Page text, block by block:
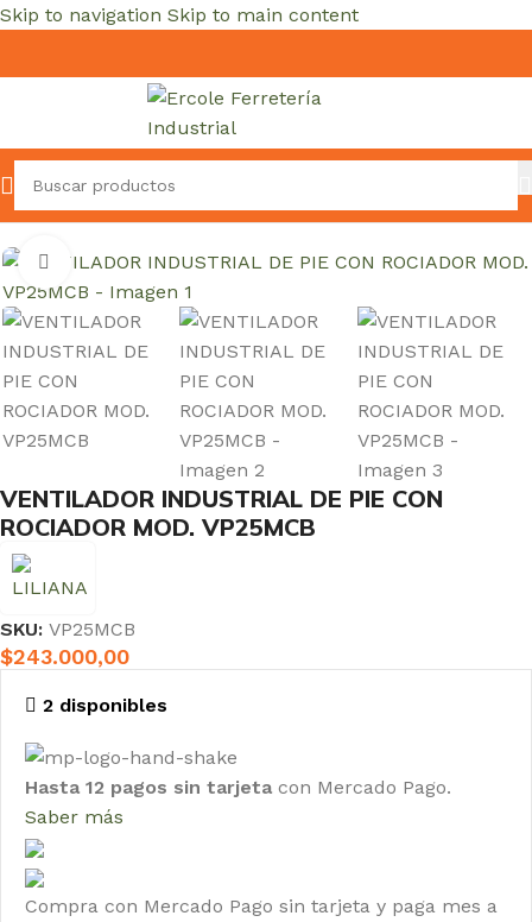
Skip to navigation Skip to main content
Inicio/CALEFACCIÓN Y VENTILACIÓN
Clic para ampliar
VENTILADOR INDUSTRIAL DE PIE CON
ROCIADOR MOD. VP25MCB
SKU: VP25MCB
$243.000,00
2 disponibles
Hasta 12 pagos sin tarjeta con Mercado Pago.
Saber más
Compra con Mercado Pago sin tarjeta y paga mes a